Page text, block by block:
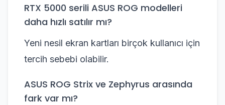
RTX 5000 serili ASUS ROG modelleri
daha hızlı satılır mı?
Yeni nesil ekran kartları birçok kullanıcı için
tercih sebebi olabilir.
ASUS ROG Strix ve Zephyrus arasında
fark var mı?